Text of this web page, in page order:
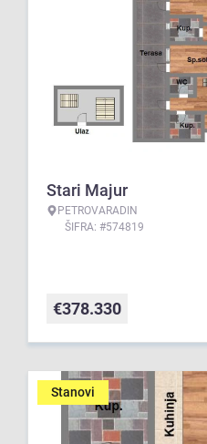
Stari Majur
PETROVARADIN
ŠIFRA: #574819
€378.330
Stanovi